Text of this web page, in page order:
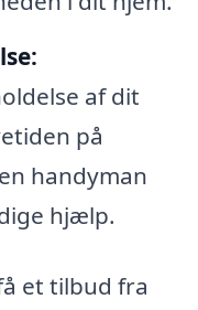
af dit
på
handyman
hjælp.
et tilbud fra